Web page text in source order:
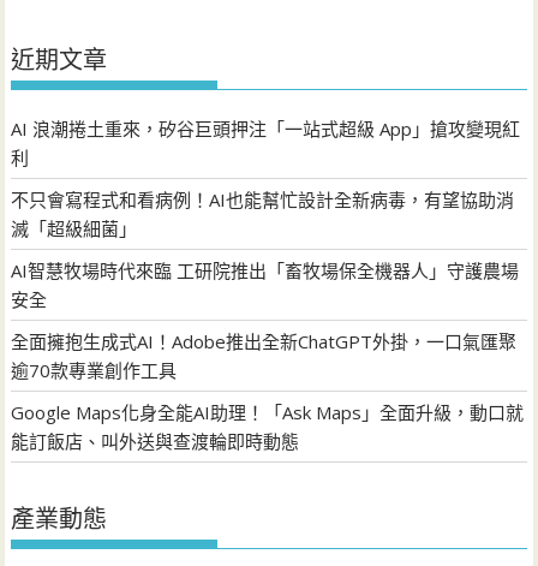
近期文章
AI 浪潮捲土重來，矽谷巨頭押注「一站式超級 App」搶攻變現紅
利
不只會寫程式和看病例！AI也能幫忙設計全新病毒，有望協助消
滅「超級細菌」
AI智慧牧場時代來臨 工研院推出「畜牧場保全機器人」守護農場
安全
全面擁抱生成式AI！Adobe推出全新ChatGPT外掛，一口氣匯聚
逾70款專業創作工具
Google Maps化身全能AI助理！「Ask Maps」全面升級，動口就
能訂飯店、叫外送與查渡輪即時動態
產業動態